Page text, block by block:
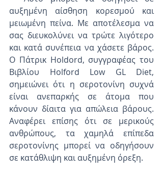
αυξημένη αίσθηση κορεσμού και
μειωμένη πείνα. Με αποτέλεσμα να
σας διευκολύνει να τρώτε λιγότερο
και κατά συνέπεια να χάσετε βάρος.
Ο Πάτρικ Holdord, συγγραφέας του
Βιβλίου Holford Low GL Diet,
σημειώνει ότι η σεροτονίνη συχνά
είναι ανεπαρκής σε άτομα που
κάνουν δίαιτα για απώλεια βάρους.
Αναφέρει επίσης ότι σε μερικούς
ανθρώπους, τα χαμηλά επίπεδα
σεροτονίνης μπορεί να οδηγήσουν
σε κατάθλιψη και αυξημένη όρεξη.